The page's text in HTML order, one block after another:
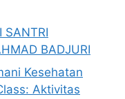
SANTRI
BADJURI
Kesehatan
Aktivitas